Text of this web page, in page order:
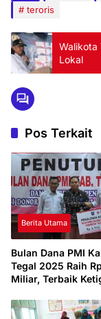
teroris
Walikota
Lokal
Pos Terkait
Berita Utama
Bulan Dana PMI
Tegal 2025 Raih
Miliar, Terbaik